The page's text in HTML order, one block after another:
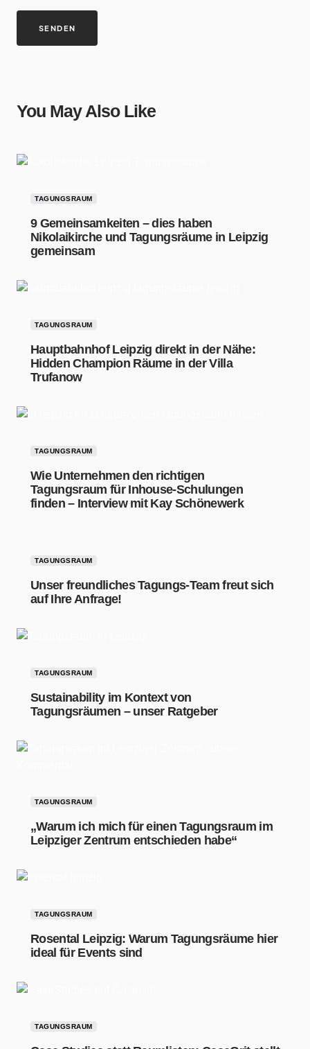
You May Also Like
TAGUNGSRAUM
9 Gemeinsamkeiten – dies haben
Nikolaikirche und Tagungsräume in Leipzig
gemeinsam
TAGUNGSRAUM
Hauptbahnhof Leipzig direkt in der Nähe:
Hidden Champion Räume in der Villa
Trufanow
TAGUNGSRAUM
Wie Unternehmen den richtigen
Tagungsraum für Inhouse-Schulungen
finden – Interview mit Kay Schönewerk
TAGUNGSRAUM
Unser freundliches Tagungs-Team freut sich
auf Ihre Anfrage!
TAGUNGSRAUM
Sustainability im Kontext von
Tagungsräumen – unser Ratgeber
TAGUNGSRAUM
„Warum ich mich für einen Tagungsraum im
Leipziger Zentrum entschieden habe“
TAGUNGSRAUM
Rosental Leipzig: Warum Tagungsräume hier
ideal für Events sind
TAGUNGSRAUM